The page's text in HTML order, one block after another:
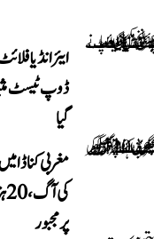
ایئر انڈیا
ڈوپ ٹیسٹ
گیا
مغربی کناڈا
پر مجبور